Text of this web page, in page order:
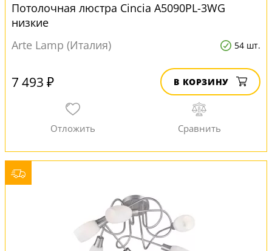
Потолочная люстра Cincia A5090PL-3WG
низкие
Arte Lamp (Италия)
54 шт.
7 493 ₽ В КОРЗИНУ